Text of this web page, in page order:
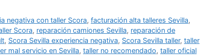
negativa con taller Scora,facturación alta talleres Sevilla,
Scora, reparación camiones Sevilla, reparación de
, Scora Sevilla experiencia negativa, Scora Sevilla taller, taller
mal servicio en Sevilla, taller no recomendado, taller oficial